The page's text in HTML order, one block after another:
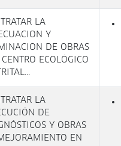
LA
Y
DE OBRAS
ECOLÓGICO
LA
DE
Y OBRAS
EN